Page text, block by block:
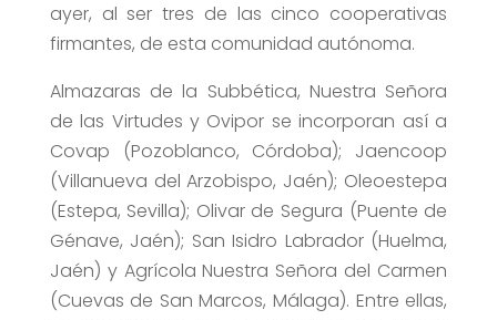
ayer, al ser tres de las cinco cooperativas
firmantes, de esta comunidad autónoma.
Almazaras de la Subbética, Nuestra Señora
de las Virtudes y Ovipor se incorporan así a
Covap (Pozoblanco, Córdoba); Jaencoop
(Villanueva del Arzobispo, Jaén); Oleoestepa
(Estepa, Sevilla); Olivar de Segura (Puente de
Génave, Jaén); San Isidro Labrador (Huelma,
Jaén) y Agrícola Nuestra Señora del Carmen
(Cuevas de San Marcos, Málaga). Entre ellas,